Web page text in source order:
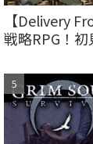
【Delivery
戦略RPG！初